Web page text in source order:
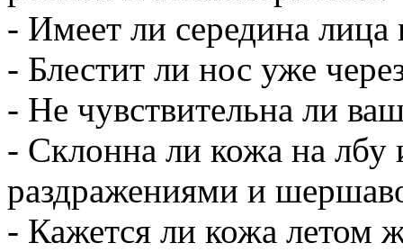
- Имеет ли середина
- Блестит ли нос уже
- Не чувствительна ли
- Склонна ли кожа на лбу
раздражениями и
- Кажется ли кожа летом